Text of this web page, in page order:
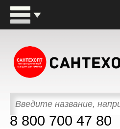
8 800 700 47 80